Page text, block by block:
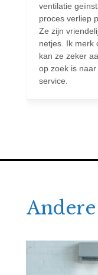
ventilatie
proces verliep
Ze zijn
netjes. Ik merk
kan ze zeker
op zoek is
service.